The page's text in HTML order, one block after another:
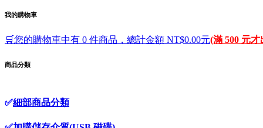
我的購物車
🛒您的購物車中有 0 件商品，總計金額 NT$0.00元(滿 500 元才
商品分類
✅細部商品分類